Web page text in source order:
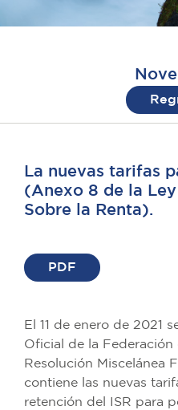
La nuevas tarifas
(Anexo 8 de la
Sobre la Renta).
PDF
El 11 de enero de 2021
Oficial de la Federación
Resolución Miscelánea
contiene las nuevas
retención del ISR para